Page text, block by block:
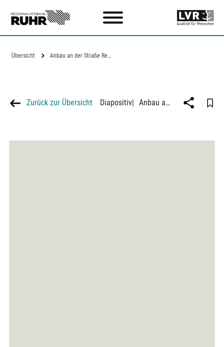
Übersicht Anbau an der Straße Recklinghausen -…
Zurück zur Übersicht Diapositiv| Anbau an der Straße Recklinghausen - Herne